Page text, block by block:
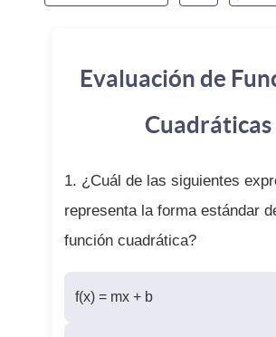
Evaluación de
Cuadráticas
1. ¿Cuál de las siguientes
representa la forma estándar
función cuadrática?
f(x) = mx + b